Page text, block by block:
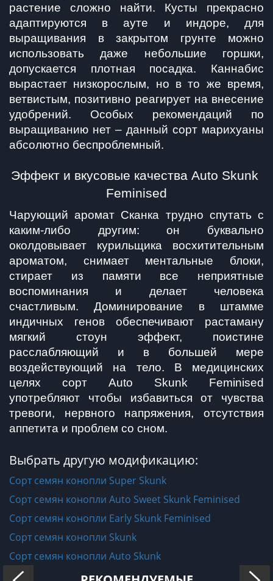
растение сложно найти. Кусты прекрасно
адаптируются в ауте и индоре, для
выращивания в закрытом грунте можно
использовать даже небольшие горшки,
допускается плотная посадка. Каннабис
вырастает низкорослым, но в то же время,
ветвистым, позитивно реагирует на внесение
удобрений. Особых рекомендаций по
выращиванию нет – данный сорт марихуаны
абсолютно беспроблемный.
Эффект и вкусовые качества Auto Skunk
Feminised
Чарующий аромат Сканка трудно спутать с
каким-либо другим: он буквально
околдовывает курильщика восхитительным
ароматом, снимает ментальные блоки,
стирает из памяти все неприятные
воспоминания и делает человека
счастливым. Доминирование в штамме
индичных генов обеспечивают растаману
мягкий стоун эффект, поистине
расслабляющий и в большей мере
воздействующий на тело. В медицинских
целях сорт Auto Skunk Feminised
употребляют чтобы избавиться от чувства
тревоги, нервного напряжения, отсутствия
аппетита и проблем со сном.
Выбрать другую модификацию:
Сорт семян конопли Super Skunk
Сорт семян конопли Auto Sweet Skunk Feminised
Сорт семян конопли Early Skunk Feminised
Сорт семян конопли Skunk
Сорт семян конопли Auto Skunk